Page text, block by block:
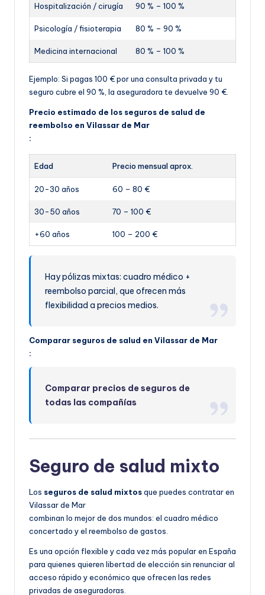
Hospitalización / cirugía 90 % – 100 %
Psicología / fisioterapia 80 % – 90 %
Medicina internacional 80 % – 100 %
Ejemplo: Si pagas 100 € por una consulta privada y tu
seguro cubre el 90 %, la aseguradora te devuelve 90 €.
Precio estimado de los seguros de salud de
reembolso en Vilassar de Mar
:
Edad Precio mensual aprox.
20-30 años 60 – 80 €
30-50 años 70 – 100 €
+60 años 100 – 200 €
Hay pólizas mixtas: cuadro médico +
reembolso parcial, que ofrecen más
flexibilidad a precios medios.
Comparar seguros de salud en Vilassar de Mar
:
Comparar precios de seguros de
todas las compañías
Seguro de salud mixto
Los seguros de salud mixtosque puedes contratar en
Vilassar de Mar
combinan lo mejor de dos mundos: el cuadro médico
concertado y el reembolso de gastos.
Es una opción flexible y cada vez más popular en España
para quienes quieren libertad de elección sin renunciar al
acceso rápido y económico que ofrecen las redes
privadas de aseguradoras.